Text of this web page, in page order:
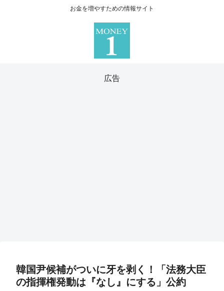
お金を増やすための情報サイト
広告
韓国尹候補がついに牙を剥く！「法務大臣
の指揮権発動は『なし』にする」公約